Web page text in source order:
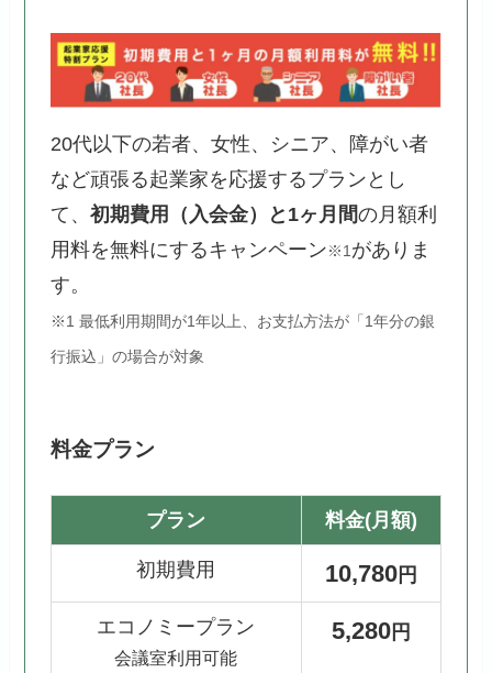
20代以下の若者、女性、シニア、障がい者
など頑張る起業家を応援するプランとし
て、 初期費用（入会金）と1ヶ月間の月額利
用料を無料にするキャンペーン※1がありま
す。
※1 最低利用期間が1年以上、お支払方法が「1年分の銀
行振込」の場合が対象
料金プラン
プラン 料金(月額)
初期費用 10,780円
エコノミープラン
会議室利用可能
5,280円